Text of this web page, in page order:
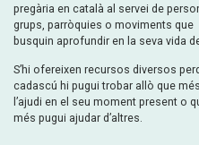
pregària en català al servei de
grups, parròquies o moviments que
busquin aprofundir en la seva vida
S’hi ofereixen recursos diversos
cadascú hi pugui trobar allò que més
l’ajudi en el seu moment present o
més pugui ajudar d’altres.